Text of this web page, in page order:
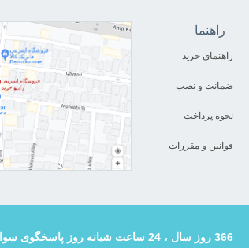
راهنما
راهنمای خرید
ضمانت و نصب
نحوه پرداخت
قوانین و مقررات
366 روز سال ، 24 ساعت شبانه روز پاسخگوی سوالات شما هستیم شماره تماس : 02133123139